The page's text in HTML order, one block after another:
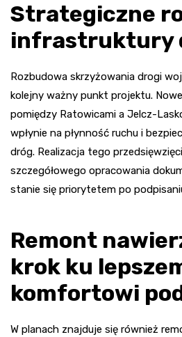
Strategiczne
infrastruktury
Rozbudowa skrzyżowania drogi
kolejny ważny punkt projektu.
pomiędzy Ratowicami a Jelcz-
wpłynie na płynność ruchu i
dróg. Realizacja tego
szczegółowego opracowania
stanie się priorytetem po
Remont
krok ku
komfortowi
W planach znajduje się również